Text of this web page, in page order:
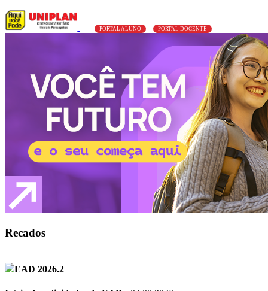
PORTAL ALUNO PORTAL DOCENTE
Recados